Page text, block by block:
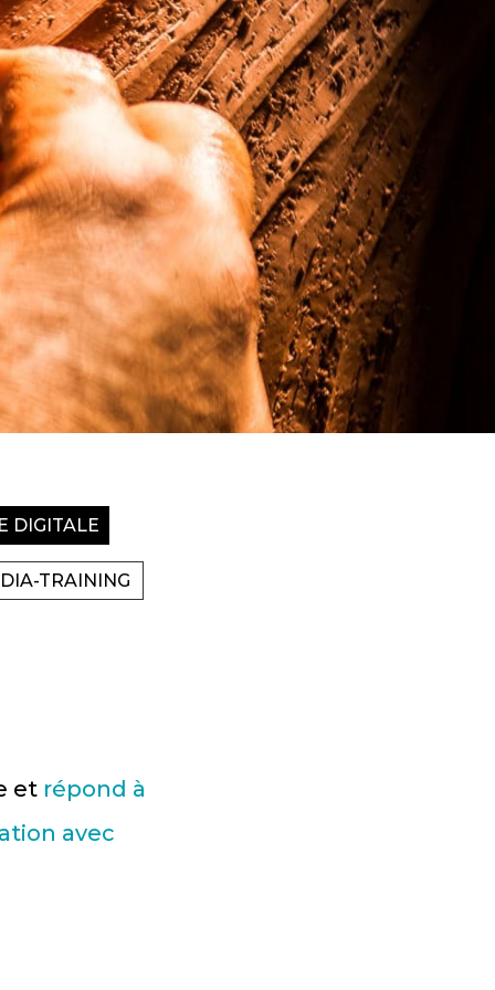
DIGITALE
TRAINING
et répond à
avec